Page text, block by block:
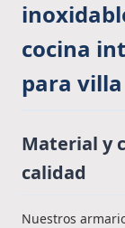
cocina
para villa
Material y
calidad
Nuestros